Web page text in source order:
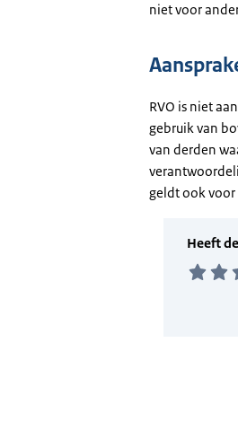
niet voor
RVO is niet
gebruik van
van derden
geldt ook voor